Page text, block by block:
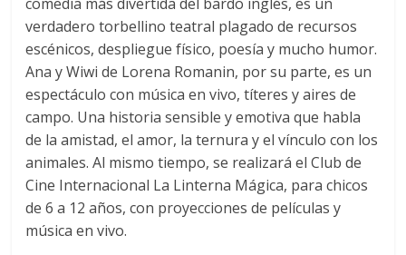
verdadero torbellino teatral plagado de recursos
escénicos, despliegue físico, poesía y mucho humor.
Ana y Wiwi de Lorena Romanin, por su parte, es un
espectáculo con música en vivo, títeres y aires de
campo. Una historia sensible y emotiva que habla
de la amistad, el amor, la ternura y el vínculo con los
animales. Al mismo tiempo, se realizará el Club de
Cine Internacional La Linterna Mágica, para chicos
de 6 a 12 años, con proyecciones de películas y
música en vivo.